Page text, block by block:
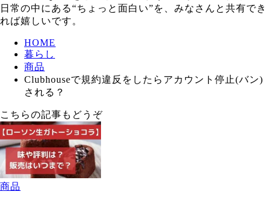
日常の中にある“ちょっと面白い”を、みなさんと共有でき
れば嬉しいです。
HOME
暮らし
商品
Clubhouseで規約違反をしたらアカウント停止(バン)
される？
こちらの記事もどうぞ
商品